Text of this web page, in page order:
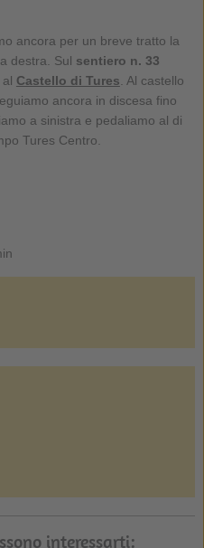
ancora per un breve tratto la
destra. Sul sentiero n. 33
Castello di Tures . Al castello
ancora in discesa fino
a sinistra e pedaliamo al di
Tures Centro.
interessarti: